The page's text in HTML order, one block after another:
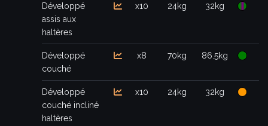
Développé
assis aux
haltères
x10 24kg 32kg
Développé
couché
x8 70kg 86.5kg
Développé
couché incliné
haltères
x10 24kg 32kg